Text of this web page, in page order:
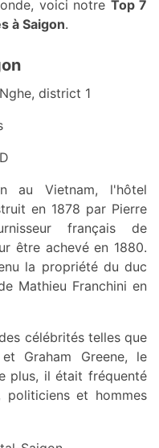
voici notre Top 7
à Saigon.
district 1
au Vietnam, l'hôtel
en 1878 par Pierre
français de
être achevé en 1880.
la propriété du duc
Mathieu Franchini en
célébrités telles que
Graham Greene, le
plus, il était fréquenté
politiciens et hommes